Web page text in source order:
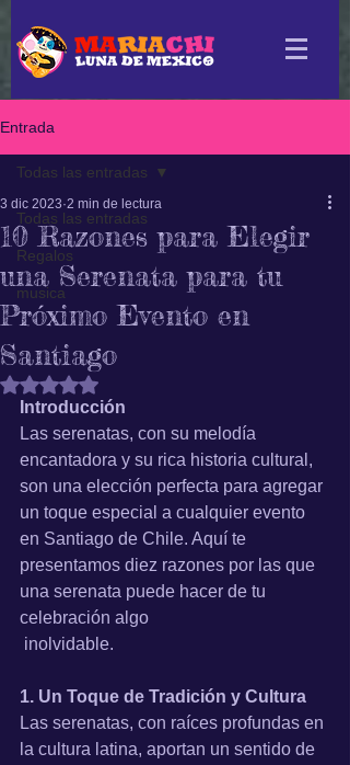
Entrada
Todas las entradas
Regalos
musica
Todas las entradas
10 Razones para Elegir
una Serenata para tu
Próximo Evento en
Santiago
3 dic 2023 2 min de lectura
Obtuvo NaN de 5 estrellas.
Introducción
Las serenatas, con su melodía
encantadora y su rica historia cultural,
son una elección perfecta para agregar
un toque especial a cualquier evento
en Santiago de Chile. Aquí te
presentamos diez razones por las que
una serenata puede hacer de tu
celebración algo
inolvidable.
1. Un Toque de Tradición y Cultura
Las serenatas, con raíces profundas en
la cultura latina, aportan un sentido de